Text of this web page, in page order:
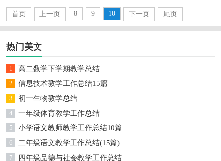
作中的优缺点，不妨让我们认真地完成总结吧。如...
首页 上一页 8 9 10 下一页 尾页
热门美文
1 高二数学下学期教学总结
2 信息技术教学工作总结15篇
3 初一生物教学总结
4 一年级体育教学工作总结
5 小学语文教师教学工作总结10篇
6 二年级语文教学工作总结(15篇)
7 四年级品德与社会教学工作总结